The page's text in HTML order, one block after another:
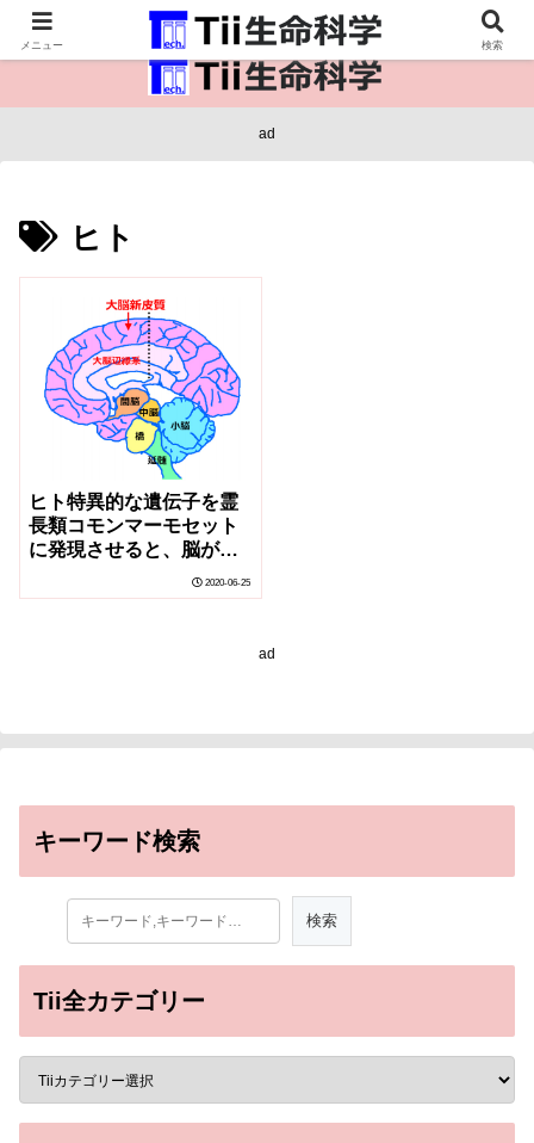
医療保健・生命・生物の情報インフラ。
ad
ヒト
ヒト特異的な遺伝子を霊
長類コモンマーモセット
に発現させると、脳が拡
大して脳のシワが作られ
た
2020-06-25
ad
キーワード検索
Tii全カテゴリー
メニュー 検索